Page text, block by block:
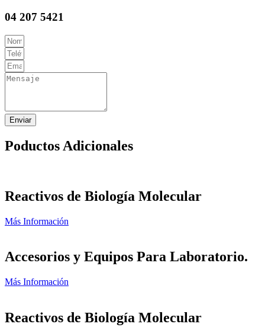
04 207 5421
Enviar
Poductos Adicionales
Reactivos de Biología Molecular
Más Información
Accesorios y Equipos Para Laboratorio.
Más Información
Reactivos de Biología Molecular